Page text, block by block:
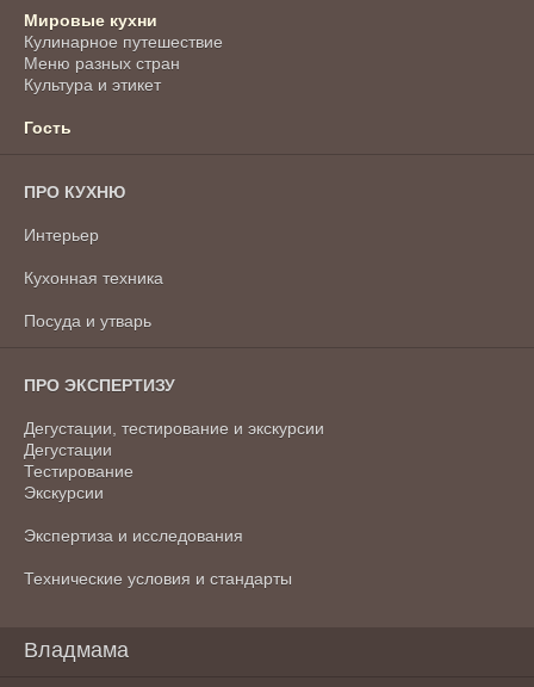
Мировые кухни
Кулинарное путешествие
Меню разных стран
Культура и этикет
Гость
ПРО КУХНЮ
Интерьер
Кухонная техника
Посуда и утварь
ПРО ЭКСПЕРТИЗУ
Дегустации, тестирование и экскурсии
Дегустации
Тестирование
Экскурсии
Экспертиза и исследования
Технические условия и стандарты
Владмама